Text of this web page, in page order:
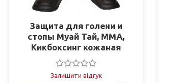
Защита для голени и
стопы Муай Тай, ММА,
Кикбоксинг кожаная
TWINS
Залишити відгук